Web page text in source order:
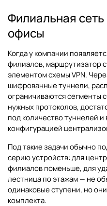
Филиальная
офисы
Когда у компании
филиалов, маршрутизатор
элементом схемы VPN.
шифрованные туннели,
ограничиваются сегменты
нужных протоколов,
под количество туннелей
конфигурацией
Под такие задачи обычно
серию устройств: для
филиалов поменьше, для
лестница по этажам — не
одинаковые ступени, но
комплекта.